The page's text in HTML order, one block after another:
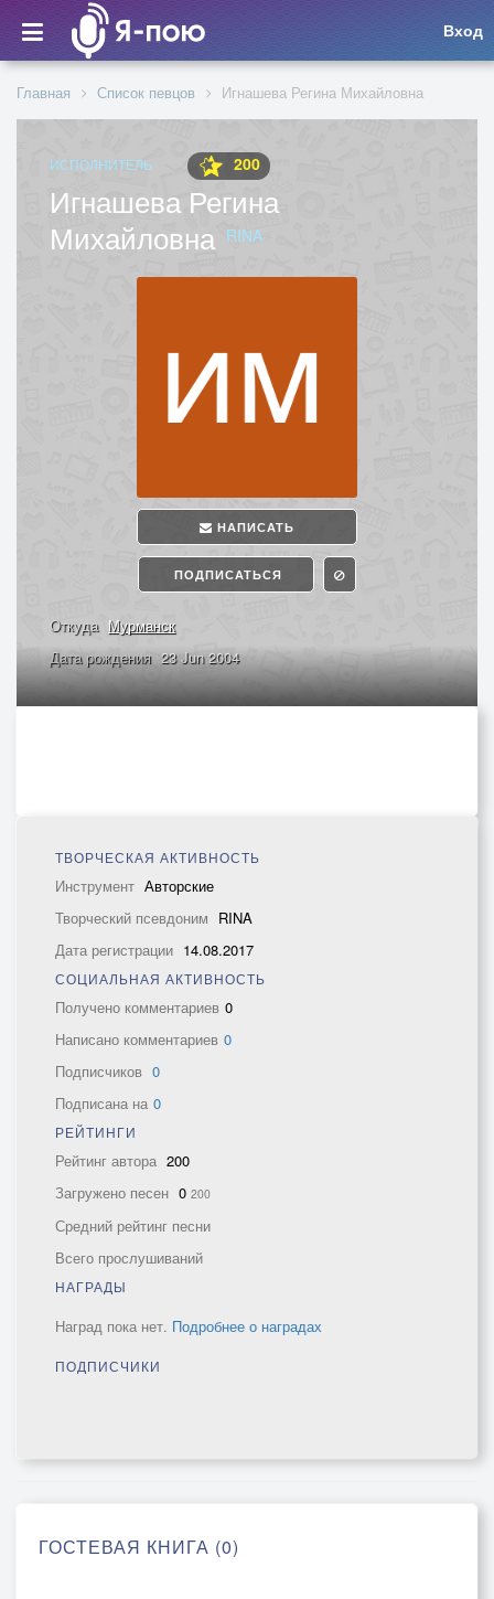
Вход
Главная Список певцов Игнашева Регина Михайловна
ИСПОЛНИТЕЛЬ 200
Игнашева Регина
Михайловна RINA
НАПИСАТЬ
ПОДПИСАТЬСЯ
Откуда Мурманск
Дата рождения 23 Jun 2004
ТВОРЧЕСКАЯ АКТИВНОСТЬ
Инструмент Авторские
Творческий псевдоним RINA
Дата регистрации 14.08.2017
СОЦИАЛЬНАЯ АКТИВНОСТЬ
Получено комментариев 0
Написано комментариев 0
Подписчиков 0
Подписана на 0
РЕЙТИНГИ
Рейтинг автора 200
Загружено песен 0 200
Средний рейтинг песни
Всего прослушиваний
НАГРАДЫ
Наград пока нет. Подробнее о наградах
ПОДПИСЧИКИ
ГОСТЕВАЯ КНИГА (0)